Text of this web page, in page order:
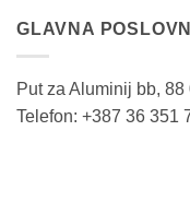
GLAVNA
Put za Aluminij bb, 88
Telefon: +387 36